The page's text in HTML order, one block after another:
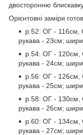
двосторонню
Орієнтовні заміри
р.52: ОГ -
рукава - 23см;
р.54: ОГ -
рукава - 24см;
р.56: ОГ -
рукава - 25см;
р.58: ОГ -
рукава - 26см;
р.60: ОГ -
рукава - 27см;